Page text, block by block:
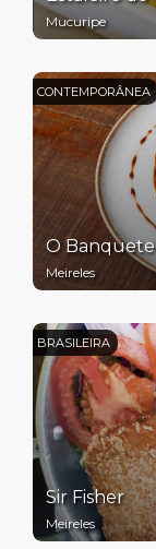
Mucuripe
CONTEMPORÂNEA
O Banquete
Meireles
BRASILEIRA
Sir Fisher
Meireles